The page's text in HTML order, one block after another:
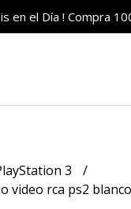
en el Día ! Compra
3
video rca ps2